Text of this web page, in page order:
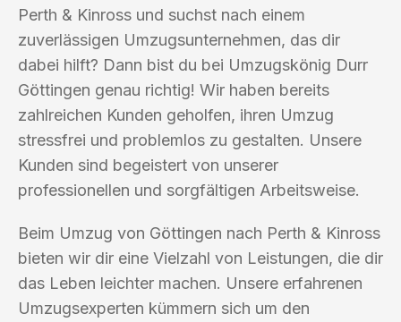
Perth & Kinross und suchst nach einem
zuverlässigen Umzugsunternehmen, das dir
dabei hilft? Dann bist du bei Umzugskönig Durr
Göttingen genau richtig! Wir haben bereits
zahlreichen Kunden geholfen, ihren Umzug
stressfrei und problemlos zu gestalten. Unsere
Kunden sind begeistert von unserer
professionellen und sorgfältigen Arbeitsweise.
Beim Umzug von Göttingen nach Perth & Kinross
bieten wir dir eine Vielzahl von Leistungen, die dir
das Leben leichter machen. Unsere erfahrenen
Umzugsexperten kümmern sich um den